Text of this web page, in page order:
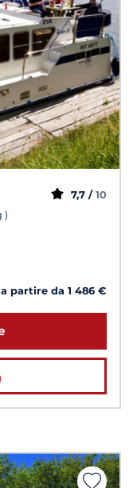
)
7,7 / 10
a partire da 1 486 €